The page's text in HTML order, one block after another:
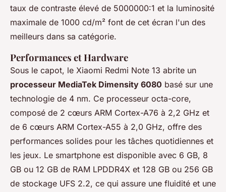
taux de contraste élevé de 5000000:1 et la luminosité
maximale de 1000 cd/m² font de cet écran l'un des
meilleurs dans sa catégorie.
Performances et Hardware
Sous le capot, le Xiaomi Redmi Note 13 abrite un
processeur MediaTek Dimensity 6080 basé sur une
technologie de 4 nm. Ce processeur octa-core,
composé de 2 cœurs ARM Cortex-A76 à 2,2 GHz et
de 6 cœurs ARM Cortex-A55 à 2,0 GHz, offre des
performances solides pour les tâches quotidiennes et
les jeux. Le smartphone est disponible avec 6 GB, 8
GB ou 12 GB de RAM LPDDR4X et 128 GB ou 256 GB
de stockage UFS 2.2, ce qui assure une fluidité et une